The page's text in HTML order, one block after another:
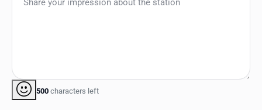
500 characters left